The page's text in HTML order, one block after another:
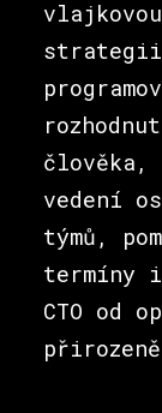
strategii
člověka,
vedení
týmů,
termíny
CTO od